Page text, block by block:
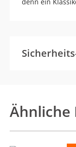
Ähnliche